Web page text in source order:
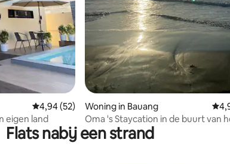
Gemiddelde beoordeling van 4,94 uit 5, 52
4,94 (52)
eigen land
Woning in Bauang
Oma 's Staycation in de buurt van
strand
Flats nabij een strand